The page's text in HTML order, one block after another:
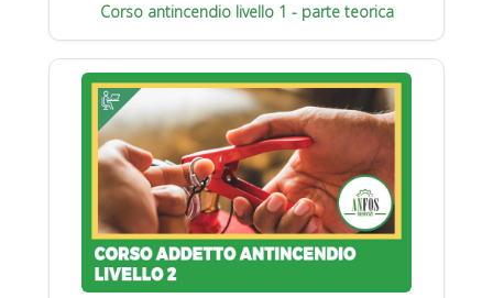
Corso antincendio livello 1 - parte teorica